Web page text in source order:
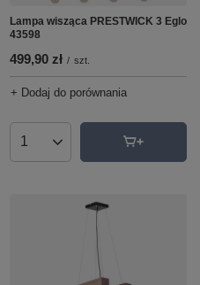
Lampa wisząca PRESTWICK 3 Eglo
43598
499,90 zł / szt.
+ Dodaj do porównania
Ilość produktów